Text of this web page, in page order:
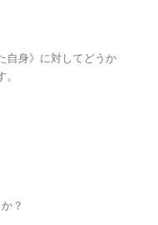
自身》に対してどうか
？